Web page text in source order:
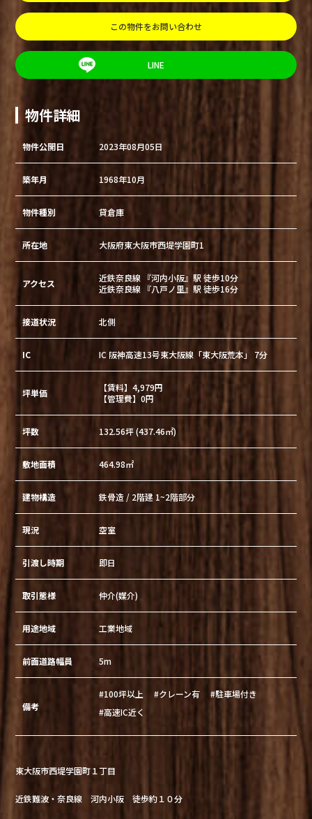
この物件をお問い合わせ
LINE
物件詳細
物件公開日 2023年08月05日
築年月 1968年10月
物件種別 貸倉庫
所在地 大阪府東大阪市西堤学園町1
アクセス
近鉄奈良線 『河内小阪』駅 徒歩10分
近鉄奈良線 『八戸ノ里』駅 徒歩16分
接道状況 北側
IC IC 阪神高速13号東大阪線「東大阪荒本」 7分
坪単価
【賃料】4,979円
【管理費】0円
坪数 132.56坪 (437.46㎡)
敷地面積 464.98㎡
建物構造 鉄骨造 / 2階建 1~2階部分
現況 空室
引渡し時期 即日
取引態様 仲介(媒介)
用途地域 工業地域
前面道路幅員 5m
備考
#100坪以上 #クレーン有
#駐車場付き
#高速IC近く
東大阪市西堤学園町１丁目
近鉄難波・奈良線 河内小阪 徒歩約１０分